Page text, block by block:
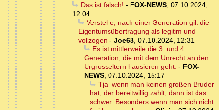
Das ist falsch! - FOX-NEWS, 07.10.2024,
12:04
Verstehe, nach einer Generation gilt die
Eigentumsübertragung als legitim und
vollzogen - Joe68, 07.10.2024, 12:31
Es ist mittlerweile die 3. und 4.
Generation, die mit dem Unrecht an den
Urgrosseltern hausieren geht. - FOX-
NEWS, 07.10.2024, 15:17
Tja, wenn man keinen großen Bruder
hat, der bereitwillig zahlt, dann ist das
schwer. Besonders wenn man sich nicht